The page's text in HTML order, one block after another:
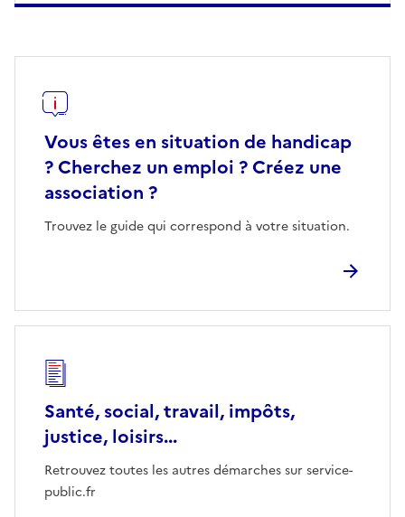
Vous êtes en situation de handicap
? Cherchez un emploi ? Créez une
association ?
Trouvez le guide qui correspond à votre situation.
Santé, social, travail, impôts,
justice, loisirs...
Retrouvez toutes les autres démarches sur service-
public.fr